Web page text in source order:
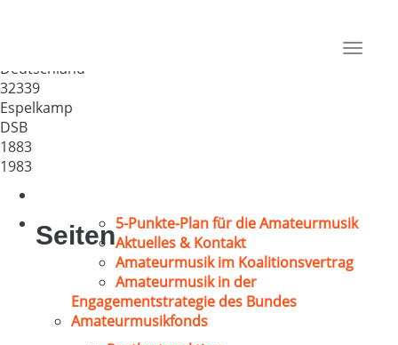
Toggle
Deutschland
32339
Espelkamp
DSB
1883
1983
Seiten5-Punkte-Plan für die Amateurmusik
Aktuelles & Kontakt
Amateurmusik im Koalitionsvertrag
Amateurmusik in der
Engagementstrategie des Bundes
Amateurmusikfonds